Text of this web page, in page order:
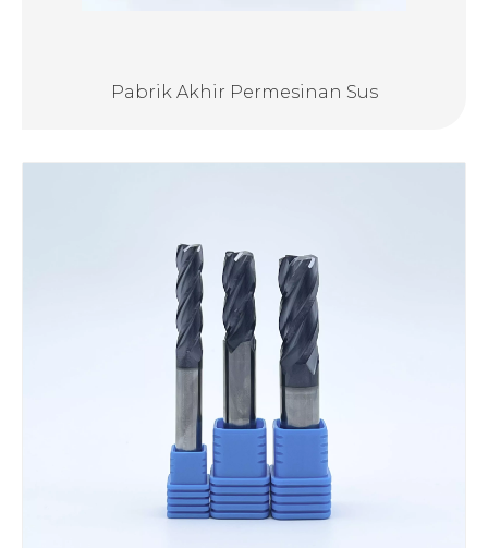
Pabrik Akhir Permesinan Sus